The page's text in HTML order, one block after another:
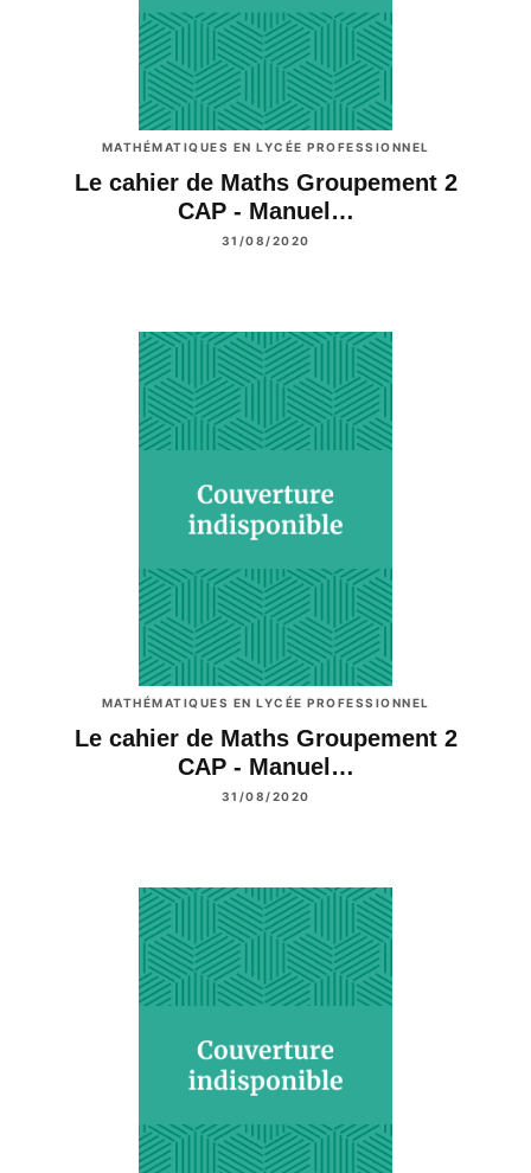
MATHÉMATIQUES EN LYCÉE PROFESSIONNEL
Le cahier de Maths Groupement 2
CAP - Manuel…
31/08/2020
MATHÉMATIQUES EN LYCÉE PROFESSIONNEL
Le cahier de Maths Groupement 2
CAP - Manuel…
31/08/2020